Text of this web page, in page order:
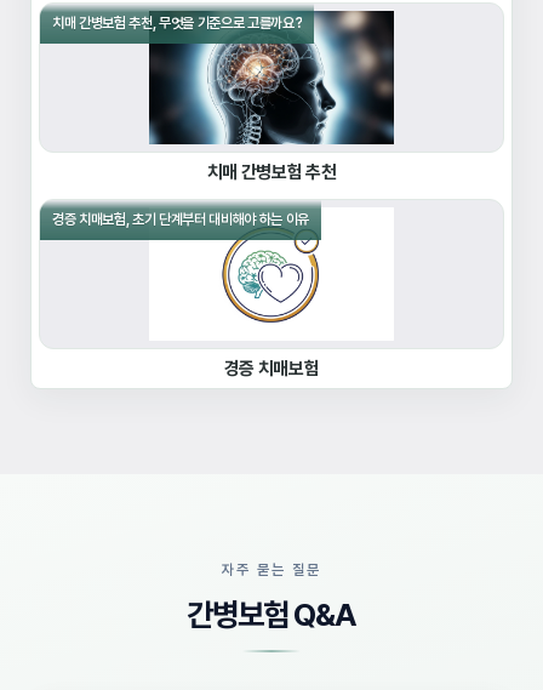
치매 간병보험 추천, 무엇을 기준으로 고를까요?
치매 간병보험 추천
경증 치매보험, 초기 단계부터 대비해야 하는 이유
경증 치매보험
자주 묻는 질문
간병보험 Q&A